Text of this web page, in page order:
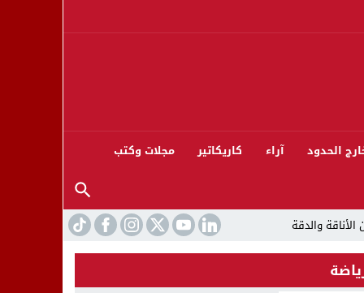
الحدود آراء كاريكاتير مجلات وكتب